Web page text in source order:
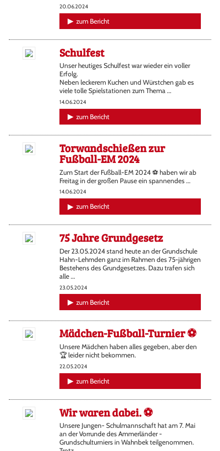
20.06.2024
zum Bericht
Schulfest
Unser heutiges Schulfest war wieder ein voller
Erfolg.
Neben leckerem Kuchen und Würstchen gab es
viele tolle Spielstationen zum Thema ...
14.06.2024
zum Bericht
Torwandschießen zur
Fußball-EM 2024
Zum Start der Fußball-EM 2024 ⚽️ haben wir ab
Freitag in der großen Pause ein spannendes ...
14.06.2024
zum Bericht
75 Jahre Grundgesetz
Der 23.05.2024 stand heute an der Grundschule
Hahn-Lehmden ganz im Rahmen des 75-jährigen
Bestehens des Grundgesetzes. Dazu trafen sich
alle ...
23.05.2024
zum Bericht
Mädchen-Fußball-Turnier ⚽️
Unsere Mädchen haben alles gegeben, aber den
🏆 leider nicht bekommen.
22.05.2024
zum Bericht
Wir waren dabei. ⚽️
Unsere Jungen- Schulmannschaft hat am 7. Mai
an der Vorrunde des Ammerländer -
Grundschulturniers in Wahnbek teilgenommen.